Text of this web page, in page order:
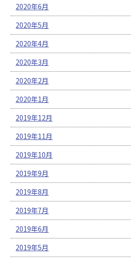
2020年6月
2020年5月
2020年4月
2020年3月
2020年2月
2020年1月
2019年12月
2019年11月
2019年10月
2019年9月
2019年8月
2019年7月
2019年6月
2019年5月